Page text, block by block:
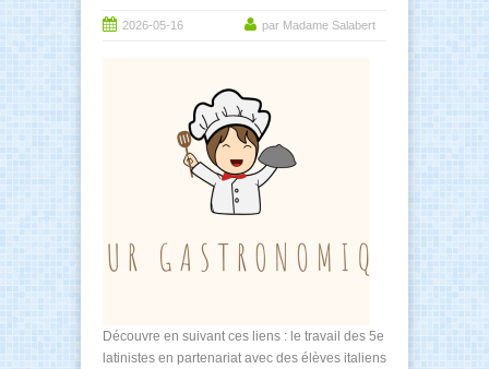
2026-05-16 par Madame Salabert
Découvre en suivant ces liens : le travail des 5e
latinistes en partenariat avec des élèves italiens